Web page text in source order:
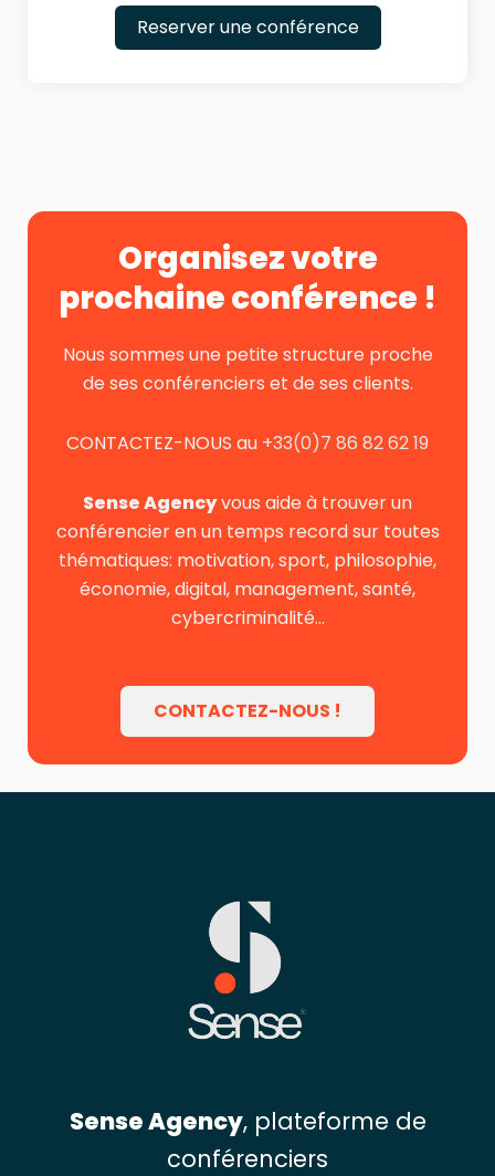
Reserver une conférence
Organisez votre
prochaine conférence !
Nous sommes une petite structure proche
de ses conférenciers et de ses clients.
CONTACTEZ-NOUS au +33(0)7 86 82 62 19
Sense Agencyvous aide à trouver un
conférencier en un temps record sur toutes
thématiques: motivation, sport, philosophie,
économie, digital, management, santé,
cybercriminalité…
CONTACTEZ-NOUS !
Sense Agency, plateforme de
conférenciers